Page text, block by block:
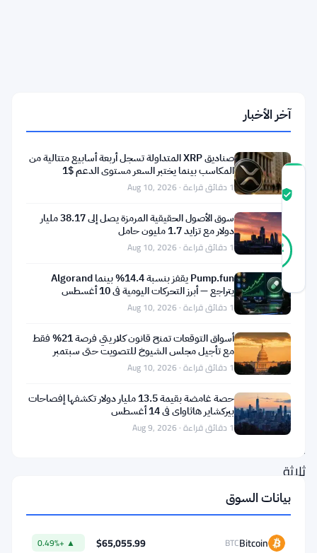
قانون
البورصة
درجة
ثقة
موثّق
82
%
موثّق
38
أصوات
آخر تحديث 1 شهر مضت
تتحرك
هيئة
الأوراق
الأمريكية
(SEC).
هناك
ثلاثة
بنود
تشريعية
منفصلة
آخر الأخبار
صناديق XRP المتداولة تسجل أربعة أسابيع متتالية من
المكاسب بينما يختبر السعر مستوى الدعم $1
1 دقائق قراءة · Aug 10, 2026
سوق الأصول الحقيقية المرمزة يصل إلى 38.17 مليار
دولار مع تزايد 1.7 مليون حامل
1 دقائق قراءة · Aug 10, 2026
Pump.fun يقفز بنسبة 14.4% بينما Algorand
يتراجع — أبرز التحركات اليومية في 10 أغسطس
1 دقائق قراءة · Aug 10, 2026
أسواق التوقعات تمنح قانون كلاريتي فرصة 21% فقط
مع تأجيل مجلس الشيوخ للتصويت حتى سبتمبر
1 دقائق قراءة · Aug 10, 2026
حصة غامضة بقيمة 13.5 مليار دولار تكشفها إفصاحات
بيركشاير هاثاواي في 14 أغسطس
1 دقائق قراءة · Aug 9, 2026
بيانات السوق
Bitcoin
BTC
$65,055.99
▲ +0.49%